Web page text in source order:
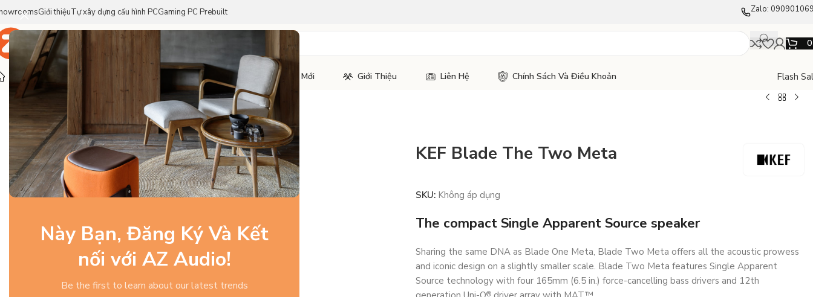
Này Bạn, Đăng Ký Và Kết
nối với AZ Audio!
Be the first to learn about our latest trends
Giới thiệuTự xây dựng cấu hình PCGaming PC Prebuilt Zalo:
Trang Chủ Sản Phẩm Thương Hiệu Tin Tức Mới Giới Thiệu Liên Hệ Chính Sách Và Điều Khoản
Flash
Trang chủ
/ / KEF Blade The Two Meta
-20% KEF Blade The Two Meta
SKU: Không áp dụng
The compact Single Apparent Source speaker
Sharing the same DNA as Blade One Meta, Blade Two Meta offers all the acoustic prowess
and iconic design on a slightly smaller scale. Blade Two Meta features Single Apparent
Source technology with four 165mm (6.5 in.) force-cancelling bass drivers and 12th
®